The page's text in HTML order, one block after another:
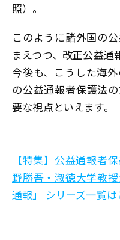
照）。
このように諸外国の
まえつつ、改正公益通
今後も、こうした海
の公益通報者保護法
要な視点といえます。
【特集】公益通報者
野勝吾・淑徳大学教
通報」 シリーズ一覧は